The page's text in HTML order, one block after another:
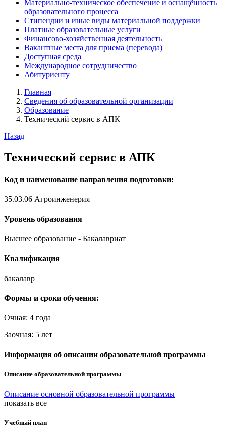
Материально-техническое обеспечение и оснащённость
образовательного процесса
Стипендии и иные виды материальной поддержки
Платные образовательные услуги
Финансово-хозяйственная деятельность
Вакантные места для приема (перевода)
Доступная среда
Международное сотрудничество
Абитуриенту
Главная
Сведения об образовательной организации
Образование
Технический сервис в АПК
Назад
Технический сервис в АПК
Код и наименование направления подготовки:
35.03.06 Агроинженерия
Уровень образования
Высшее образование - Бакалавриат
Квалификация
бакалавр
Формы и сроки обучения:
Очная: 4 года
Заочная: 5 лет
Информация об описании образовательной программы
Описание образовательной программы
Описание основной образовательной программы
показать все
Учебный план